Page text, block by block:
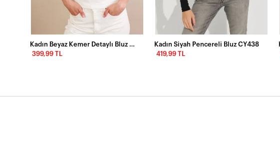
399,99 TL
Kadın Siyah Pencereli Bluz CY438
419,99 TL